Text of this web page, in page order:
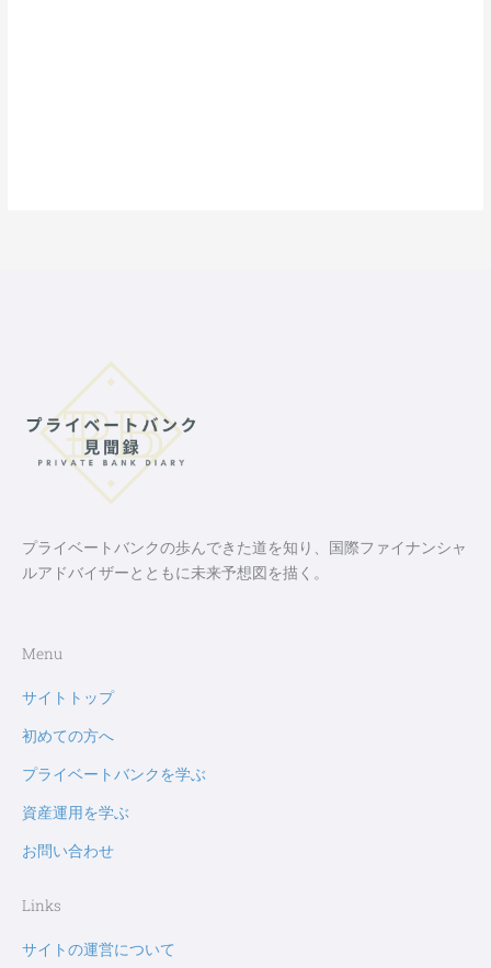
プライベートバンクの歩んできた道を知り、国際ファイナンシャ
ルアドバイザーとともに未来予想図を描く。
Menu
サイトトップ
初めての方へ
プライベートバンクを学ぶ
資産運用を学ぶ
お問い合わせ
Links
サイトの運営について